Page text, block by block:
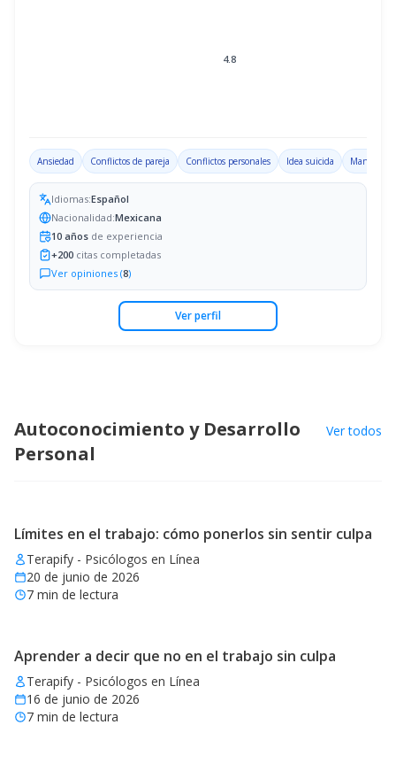
4.8
Ansiedad Conflictos de pareja Conflictos personales Idea suicida Manejo de
Idiomas:Español
Nacionalidad:Mexicana
10 años de experiencia
+200 citas completadas
Ver opiniones (8)
Ver perfil
Autoconocimiento y Desarrollo
Personal
Ver todos
Límites en el trabajo: cómo ponerlos sin sentir culpa
Terapify - Psicólogos en Línea
20 de junio de 2026
7 min de lectura
Aprender a decir que no en el trabajo sin culpa
Terapify - Psicólogos en Línea
16 de junio de 2026
7 min de lectura